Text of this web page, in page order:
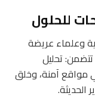
للحلول
وعلماء عريضة
تحليل
مواقع آمنة، وخلق
الحديثة.